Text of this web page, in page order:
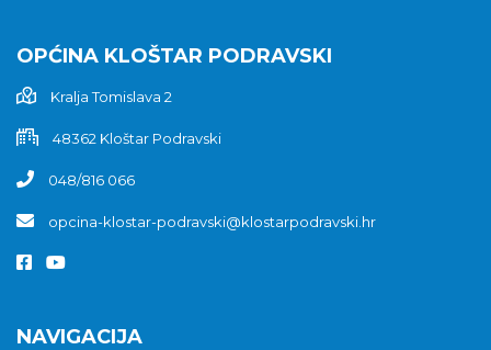
OPĆINA KLOŠTAR PODRAVSKI
Kralja Tomislava 2
48362 Kloštar Podravski
048/816 066
opcina-klostar-podravski@klostarpodravski.hr
NAVIGACIJA